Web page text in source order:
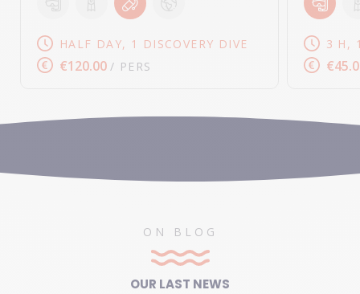
HALF DAY, 1 DISCOVERY DIVE
€120.00 / PERS
3 H,
ON BLOG
OUR LAST NEWS